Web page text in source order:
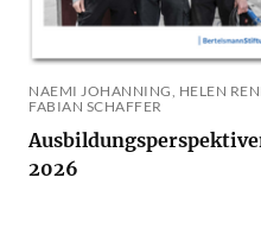
NAEMI JOHANNING, HELEN
FABIAN SCHAFFER
2026